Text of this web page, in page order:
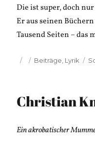
Die ist super, doch
Er aus seinen
Tausend Seiten – das
Veröffentlicht
Kategorien
Beiträge Lyrik
Christian
Ein akrobatischer